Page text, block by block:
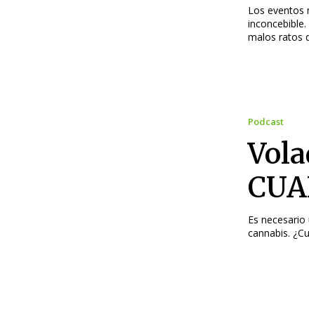
Los eventos
malos ratos
Podcast
Es
cannabis.